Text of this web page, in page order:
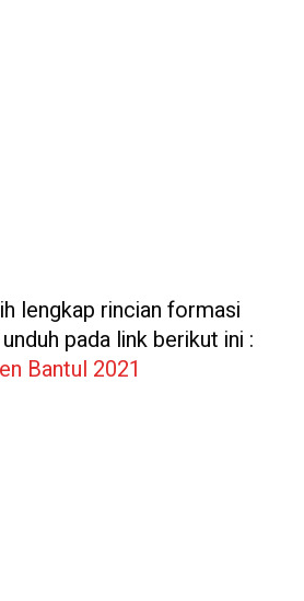
lengkap rincian formasi
pada link berikut ini :
Bantul 2021